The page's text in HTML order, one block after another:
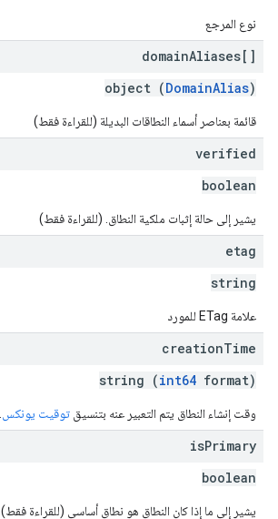
نوع المرجع
domainAliases[]
object (DomainAlias)
قائمة بعناصر أسماء النطاقات البديلة (للقراءة فقط)
verified
boolean
يشير إلى حالة إثبات ملكية النطاق. (للقراءة فقط)
etag
string
علامة ETag للمورد
creationTime
string (int64 format)
وقت إنشاء النطاق يتم التعبير عنه بتنسيق توقيت يونكس
isPrimary
boolean
يشير إلى ما إذا كان النطاق هو نطاق أساسي (للقراءة فقط).